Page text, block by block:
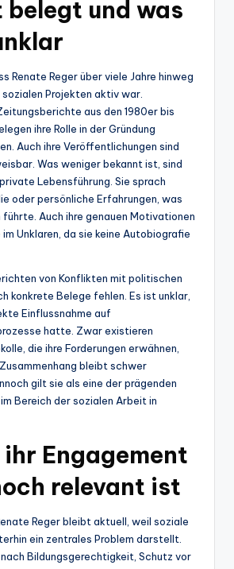
belegt und was
Renate Reger über viele Jahre hinweg
Projekten aktiv war.
aus den 1980er bis
ihre Rolle in der Gründung
Auch ihre Veröffentlichungen sind
Was weniger bekannt ist, sind
Lebensführung. Sie sprach
oder persönliche Erfahrungen, was
führte. Auch ihre genauen Motivationen
Unklaren, da sie keine Autobiografie
von Konflikten mit politischen
konkrete Belege fehlen. Es ist unklar,
Einflussnahme auf
hatte. Zwar existieren
die ihre Forderungen erwähnen,
bleibt schwer
gilt sie als eine der prägenden
Bereich der sozialen Arbeit in
ihr Engagement
relevant ist
Reger bleibt aktuell, weil soziale
ein zentrales Problem darstellt.
nach Bildungsgerechtigkeit, Schutz vor